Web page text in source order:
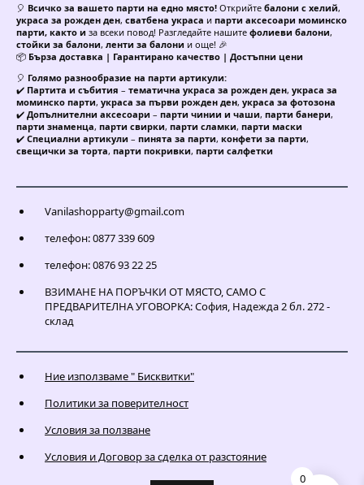
🎈 Всичко за вашето парти на едно място! Открийте балони с хелий,
украса за рожден ден, сватбена украса и парти аксесоари моминско
парти, както и за всеки повод! Разгледайте нашите фолиеви балони,
стойки за балони, ленти за балони и още! 🎉
📦 Бърза доставка | Гарантирано качество | Достъпни цени
🎈 Голямо разнообразие на парти артикули:
✔️ Партита и събития – тематична украса за рожден ден, украса за
моминско парти, украса за първи рожден ден, украса за фотозона
✔️ Допълнителни аксесоари – парти чинии и чаши, парти банери,
парти знаменца, парти свирки, парти сламки, парти маски
✔️ Специални артикули – пинята за парти, конфети за парти,
свещички за торта, парти покривки, парти салфетки
Vanilashopparty@gmail.com
телефон: 0877 339 609
телефон: 0876 93 22 25
ВЗИМАНЕ НА ПОРЪЧКИ ОТ МЯСТО, САМО С
ПРЕДВАРИТЕЛНА УГОВОРКА: София, Надежда 2 бл. 272 -
склад
Ние използваме " Бисквитки"
Политики за поверителност
Условия за ползване
Условия и Договор за сделка от разстояние
0